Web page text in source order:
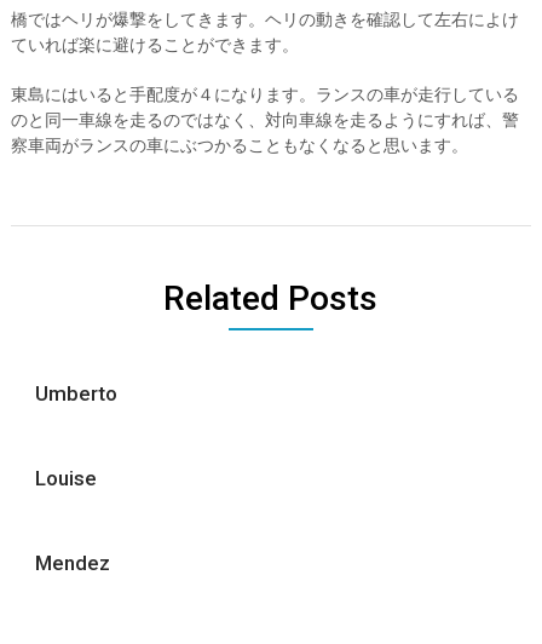
橋ではヘリが爆撃をしてきます。ヘリの動きを確認して左右によけ
ていれば楽に避けることができます。
東島にはいると手配度が４になります。ランスの車が走行している
のと同一車線を走るのではなく、対向車線を走るようにすれば、警
察車両がランスの車にぶつかることもなくなると思います。
Related Posts
Umberto
Louise
Mendez